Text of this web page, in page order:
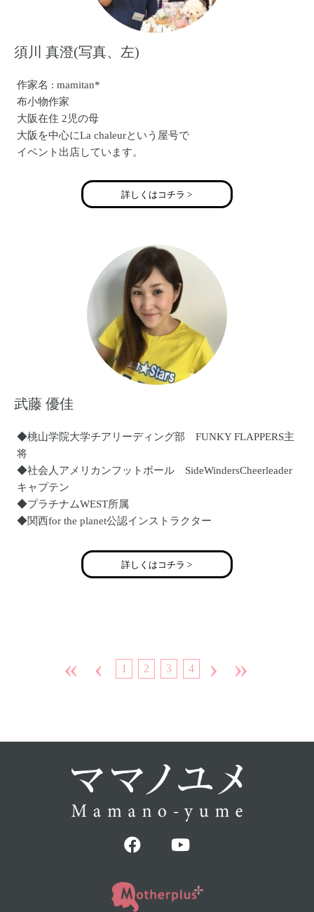
須川 真澄(写真、左)
作家名 : mamitan*
布小物作家
大阪在住 2児の母
大阪を中心にLa chaleurという屋号で
イベント出店しています。
詳しくはコチラ >
武藤 優佳
◆桃山学院大学チアリーディング部 FUNKY FLAPPERS主
将
◆社会人アメリカンフットボール SideWindersCheerleader
キャプテン
◆プラチナムWEST所属
◆関西for the planet公認インストラクター
◆大阪府岸和田市と泉南市で活動さしています。
詳しくはコチラ >
« ‹ 1 2 3 4 › »